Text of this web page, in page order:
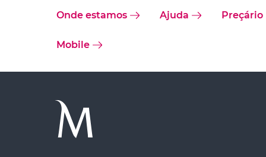
Onde estamos Ajuda Preçário
Mobile